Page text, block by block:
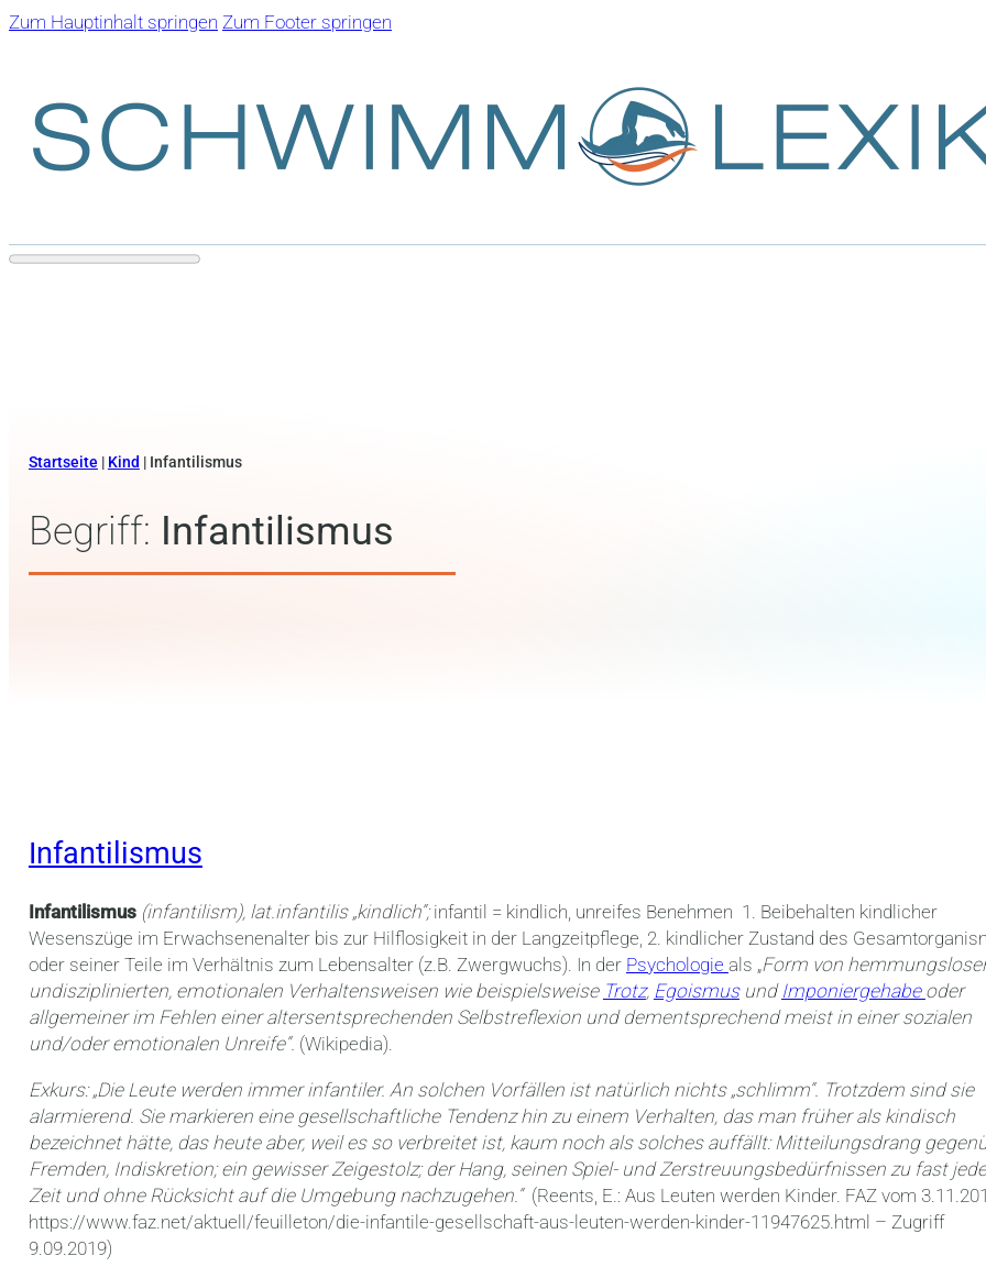
Zum Hauptinhalt springen Zum Footer springen
Startseite | Kind | Infantilismus
Begriff: Infantilismus
Infantilismus
Infantilismus (infantilism), lat.infantilis „kindlich“;infantil = kindlich, unreifes Benehmen 1. Beibehalten kindlicher
Wesenszüge im Erwachsenenalter bis zur Hilflosigkeit in der Langzeitpflege, 2. kindlicher Zustand des
oder seiner Teile im Verhältnis zum Lebensalter (z.B. Zwergwuchs). In der Psychologie als „Form von
undisziplinierten, emotionalen Verhaltensweisen wie beispielsweise Trotz, Egoismusund Imponiergehabe oder
allgemeiner im Fehlen einer altersentsprechenden Selbstreflexion und dementsprechend meist in einer sozialen
und/oder emotionalen Unreife“. (Wikipedia).
Exkurs: „Die Leute werden immer infantiler. An solchen Vorfällen ist natürlich nichts „schlimm“. Trotzdem sind sie
alarmierend. Sie markieren eine gesellschaftliche Tendenz hin zu einem Verhalten, das man früher als kindisch
bezeichnet hätte, das heute aber, weil es so verbreitet ist, kaum noch als solches auffällt: Mitteilungsdrang
Fremden, Indiskretion; ein gewisser Zeigestolz; der Hang, seinen Spiel- und Zerstreuungsbedürfnissen zu fast
Zeit und ohne Rücksicht auf die Umgebung nachzugehen.“ (Reents, E.: Aus Leuten werden Kinder. FAZ vom
https://www.faz.net/aktuell/feuilleton/die-infantile-gesellschaft-aus-leuten-werden-kinder-11947625.html – Zugriff
9.09.2019)